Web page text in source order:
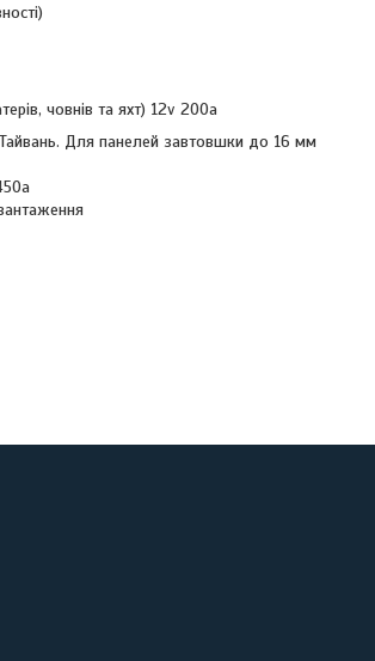
човнів та яхт) 12v 200a
Для панелей завтовшки до 16 мм